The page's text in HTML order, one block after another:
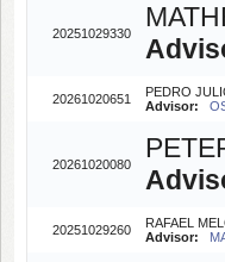
20251029330
20261020651
PEDRO
Advisor:
20261020080
20251029260
RAFAEL
Advisor: